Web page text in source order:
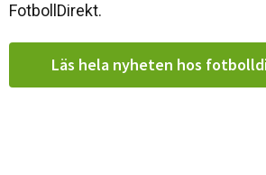
FotbollDirekt.
Läs hela nyheten hos